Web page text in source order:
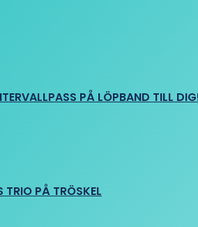
PÅ LÖPBAND TILL
TRIO PÅ TRÖSKEL